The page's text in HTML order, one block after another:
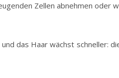
Zellen abnehmen oder
das Haar wächst schneller: